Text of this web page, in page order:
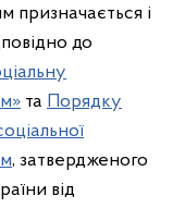
призначається і
до
та Порядку
, затвердженого
від